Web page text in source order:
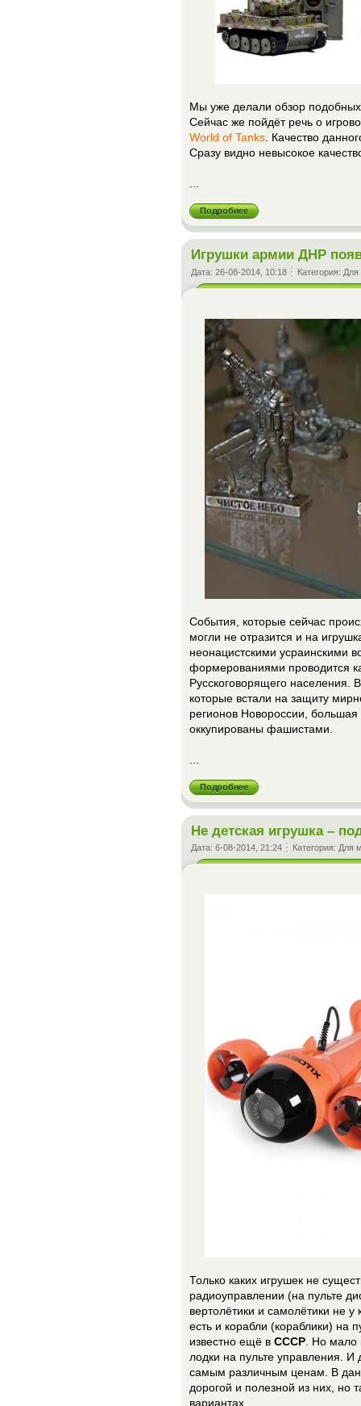
Мы уже делали обзор подобных
Сейчас же пойдёт речь о
World of Tanks. Качество
Сразу видно невысокое
...
Подробнее
Игрушки армии ДНР
Дата: 26-08-2014, 10:18 Категория: Для
События, которые сейчас
могли не отразится и на
неонацистскими усраинскими
формерованиями проводится
Русскоговорящего населения.
которые встали на защиту
регионов Новороссии, большая
оккупированы фашистами.
Подробнее
Не детская игрушка –
Дата: 6-08-2014, 21:24 Категория: Для
Только каких игрушек не
радиоуправлении (на пульте
вертолётики и самолётики не
есть и корабли (кораблики) на
известно ещё в СССР . Но мало
лодки на пульте управления.
самым различным ценам. В
дорогой и полезной из них, но
вариантах.